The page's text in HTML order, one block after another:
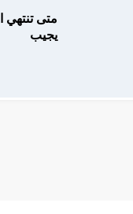
متى
يجيب